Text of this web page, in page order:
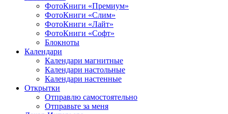
ФотоКниги «Премиум»
ФотоКниги «Слим»
ФотоКниги «Лайт»
ФотоКниги «Софт»
Блокноты
Календари
Календари магнитные
Календари настольные
Календари настенные
Открытки
Отправлю самостоятельно
Отправьте за меня